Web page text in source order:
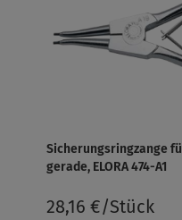
Sicherungsringzange
gerade, ELORA 474-A1
28,16 €/Stück